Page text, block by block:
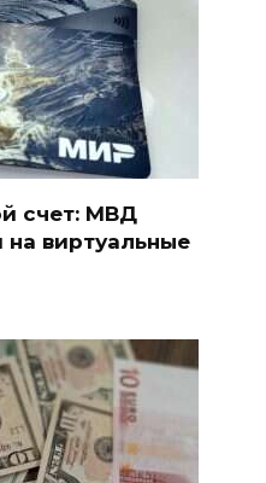
счет: МВД
на виртуальные